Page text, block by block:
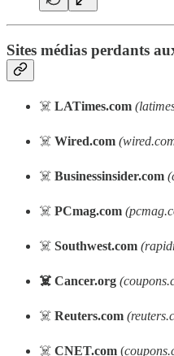
Sites médias perdants
☠️ LATimes.com
☠️ Wired.com
☠️ Businessinsider.com
☠️ PCmag.com
☠️ Southwest.com
☠️ Cancer.org
☠️ Reuters.com
☠️ CNET.com (